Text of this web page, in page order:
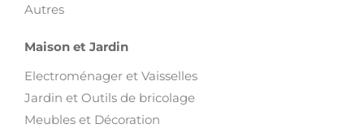
Autres
Maison et Jardin
Electroménager et Vaisselles
Jardin et Outils de bricolage
Meubles et Décoration